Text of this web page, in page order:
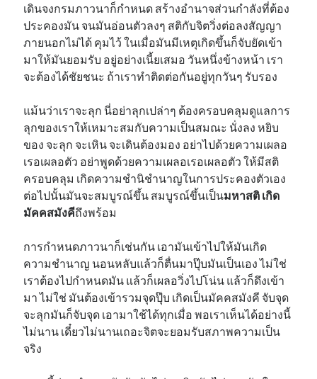
เดินจงกรมภาวนาก็กำหนด สร้างอำนาจส่วนกำลังที่ต้อง
ประคองมัน จนมันอ่อนตัวลงๆ สติกับจิตวิ่งต่อลงสัญญา
ภายนอกไม่ได้ คุมไว้ ในเมื่อมันมีเหตุเกิดขึ้นก็จับยัดเข้า
มาให้มันยอมรับ อยู่อย่างเนี้ยเสมอ วันหนึ่งข้างหน้า เรา
จะต้องได้ชัยชนะ ถ้าเราทำติดต่อกันอยู่ทุกวันๆ รับรอง
แม้นว่าเราจะลุก นี่อย่าลุกเปล่าๆ ต้องครอบคลุมดูแลการ
ลุกของเราให้เหมาะสมกับความเป็นสมณะ นั่งลง หยิบ
ของ จะลุก จะเหิน จะเดินต้องมอง อย่าไปด้วยความเผลอ
เรอเผลอตัว อย่าพูดด้วยความเผลอเรอเผลอตัว ให้มีสติ
ครอบคลุม เกิดความชำนิชำนาญในการประคองตัวเอง
ต่อไปนั้นมันจะสมบูรณ์ขึ้น สมบูรณ์ขึ้นเป็นมหาสติ เกิด
มัคคสมังคีถึงพร้อม
การกำหนดภาวนาก็เช่นกัน เอามันเข้าไปให้มันเกิด
ความชำนาญ นอนหลับแล้วก็ตื่นมาปุ๊บมันเป็นเอง ไม่ใช่
เราต้องไปกำหนดมัน แล้วก็เผลอวิ่งไปโน่น แล้วก็ดึงเข้า
มา ไม่ใช่ มันต้องเข้ารวมจุดปุ๊บ เกิดเป็นมัคคสมังคี จับจุด
จะลุกมันก็จับจุด เอามาใช้ได้ทุกเมื่อ พอเราเห็นได้อย่างนี้
ไม่นาน เดี๋ยวไม่นานเถอะจิตจะยอมรับสภาพความเป็น
จริง